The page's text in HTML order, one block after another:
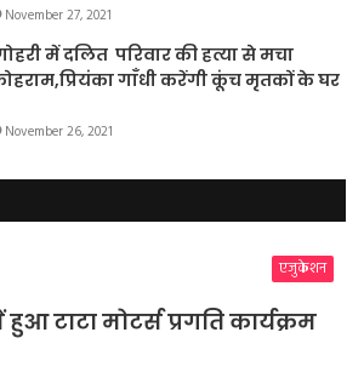
November 27, 2021
में दलित परिवार की हत्या से मचा
गाँधी करेंगी कूंच मृतकों के घर
November 26, 2021
एजुकेशन
टाटा मोटर्स प्रगति कार्यक्रम